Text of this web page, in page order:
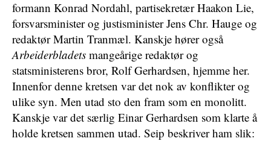
formann Konrad Nordahl, partisekretær Haakon Lie,
forsvarsminister og justisminister Jens Chr. Hauge og
redaktør Martin Tranmæl. Kanskje hører også
Arbeiderbladets mangeårige redaktør og
statsministerens bror, Rolf Gerhardsen, hjemme her.
Innenfor denne kretsen var det nok av konflikter og
ulike syn. Men utad sto den fram som en monolitt.
Kanskje var det særlig Einar Gerhardsen som klarte å
holde kretsen sammen utad. Seip beskriver ham slik: